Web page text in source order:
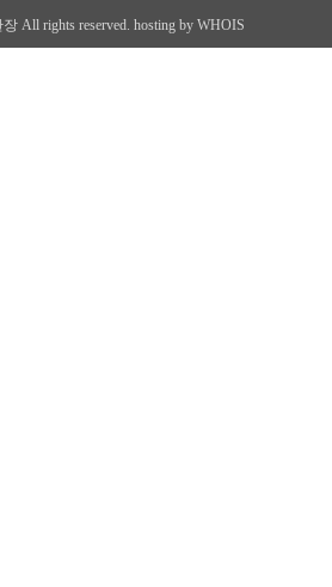
All rights reserved. hosting by WHOIS